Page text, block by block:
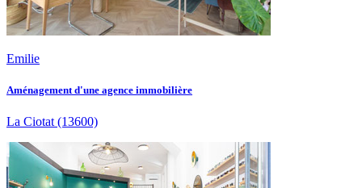
Emilie
Aménagement d'une agence immobilière
La Ciotat (13600)